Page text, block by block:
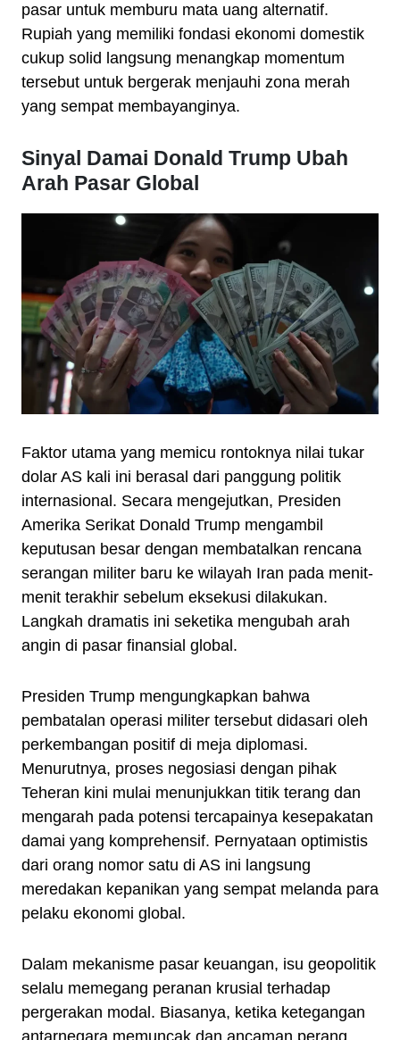
pasar untuk memburu mata uang alternatif.
Rupiah yang memiliki fondasi ekonomi domestik
cukup solid langsung menangkap momentum
tersebut untuk bergerak menjauhi zona merah
yang sempat membayanginya.
Sinyal Damai Donald Trump Ubah
Arah Pasar Global
Faktor utama yang memicu rontoknya nilai tukar
dolar AS kali ini berasal dari panggung politik
internasional. Secara mengejutkan, Presiden
Amerika Serikat Donald Trump mengambil
keputusan besar dengan membatalkan rencana
serangan militer baru ke wilayah Iran pada menit-
menit terakhir sebelum eksekusi dilakukan.
Langkah dramatis ini seketika mengubah arah
angin di pasar finansial global.
Presiden Trump mengungkapkan bahwa
pembatalan operasi militer tersebut didasari oleh
perkembangan positif di meja diplomasi.
Menurutnya, proses negosiasi dengan pihak
Teheran kini mulai menunjukkan titik terang dan
mengarah pada potensi tercapainya kesepakatan
damai yang komprehensif. Pernyataan optimistis
dari orang nomor satu di AS ini langsung
meredakan kepanikan yang sempat melanda para
pelaku ekonomi global.
Dalam mekanisme pasar keuangan, isu geopolitik
selalu memegang peranan krusial terhadap
pergerakan modal. Biasanya, ketika ketegangan